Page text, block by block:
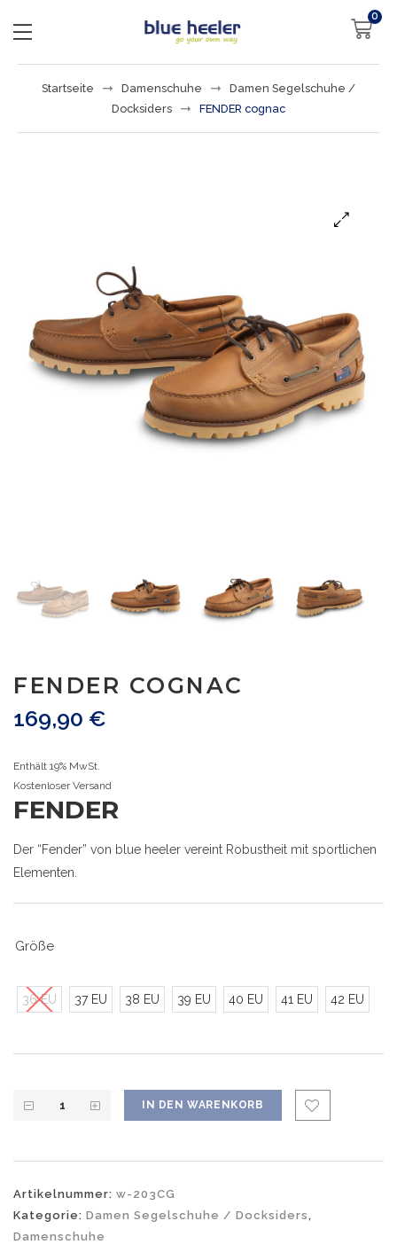
0
Startseite Damenschuhe
Damen Segelschuhe /
Docksiders
FENDER cognac
FENDER COGNAC
169,90 €
Enthält 19% MwSt.
Kostenloser Versand
FENDER
Der “Fender” von blue heeler vereint Robustheit mit sportlichen
Elementen.
Größe
36 EU 37 EU 38 EU 39 EU 40 EU 41 EU 42 EU
IN DEN WARENKORB
Artikelnummer: w-203CG
Kategorie: Damen Segelschuhe / Docksiders,
Damenschuhe